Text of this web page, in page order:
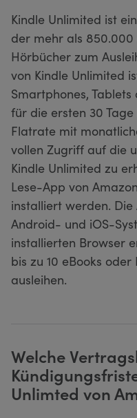
Kindle Unlimited ist
der mehr als
Hörbücher zum
von Kindle Unlimited
Smartphones,
für die ersten 30
Flatrate mit
vollen Zugriff auf die
Kindle Unlimited zu
Lese-App von
installiert werden.
Android- und iOS-
installierten Browser
bis zu 10 eBooks
ausleihen.
Welche
Unlimted von